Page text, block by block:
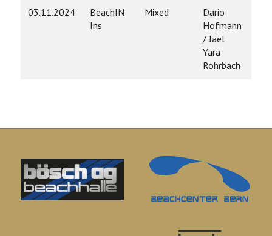
03.11.2024
BeachIN
Ins
Mixed
Dario
Hofmann
/ Jaël
Yara
Rohrbach